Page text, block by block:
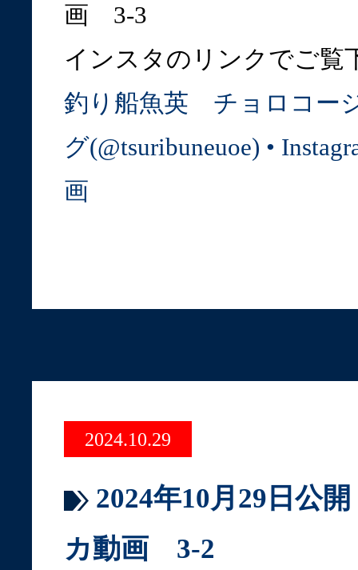
画 3-3
インスタのリンクでご覧
釣り船魚英 チョロコー
グ(@tsuribuneuoe) •
画
2024.10.29
2024年10月29日公
カ動画 3-2